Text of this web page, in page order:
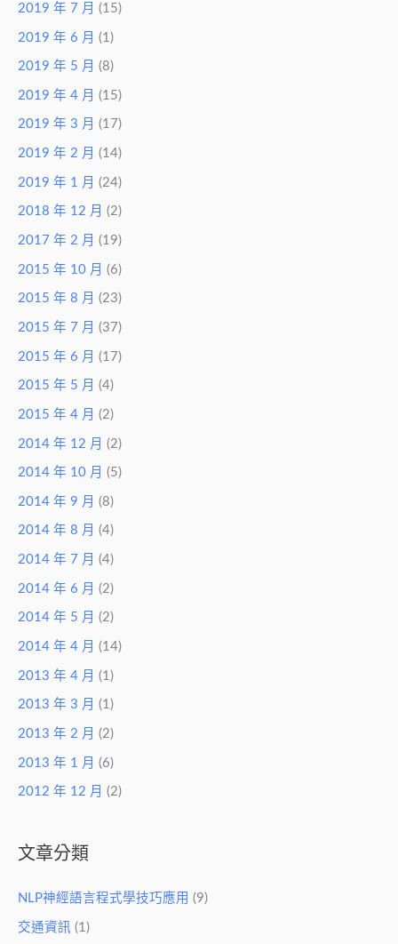
2019 年 7 月 (15)
2019 年 6 月 (1)
2019 年 5 月 (8)
2019 年 4 月 (15)
2019 年 3 月 (17)
2019 年 2 月 (14)
2019 年 1 月 (24)
2018 年 12 月 (2)
2017 年 2 月 (19)
2015 年 10 月 (6)
2015 年 8 月 (23)
2015 年 7 月 (37)
2015 年 6 月 (17)
2015 年 5 月 (4)
2015 年 4 月 (2)
2014 年 12 月 (2)
2014 年 10 月 (5)
2014 年 9 月 (8)
2014 年 8 月 (4)
2014 年 7 月 (4)
2014 年 6 月 (2)
2014 年 5 月 (2)
2014 年 4 月 (14)
2013 年 4 月 (1)
2013 年 3 月 (1)
2013 年 2 月 (2)
2013 年 1 月 (6)
2012 年 12 月 (2)
文章分類
NLP神經語言程式學技巧應用 (9)
交通資訊 (1)